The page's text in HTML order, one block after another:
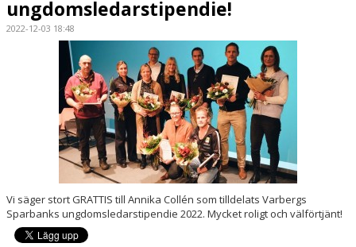
KLUBBKLÄDER
STIPENDIUM
LEDARPLATTFORM
DOKUMENT
ungdomsledarstipendie!
2022-12-03 18:48
Vi säger stort GRATTIS till Annika Collén som tilldelats Varbergs
Sparbanks ungdomsledarstipendie 2022. Mycket roligt och välförtjänt!